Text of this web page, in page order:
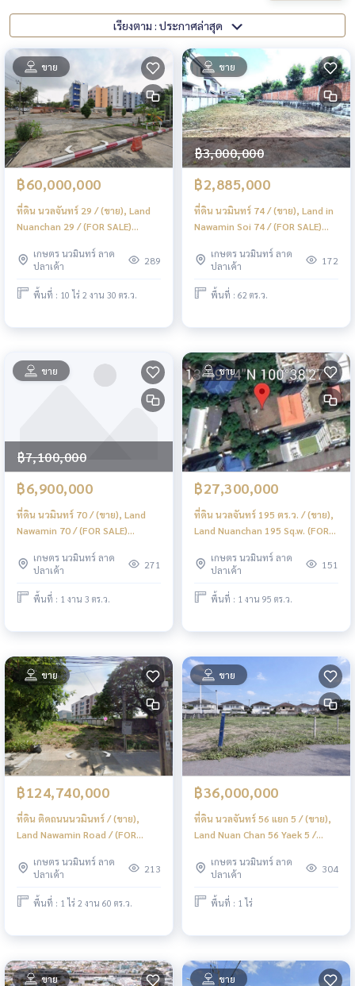
เรียงตาม : ประกาศล่าสุด
ขาย
฿60,000,000
ที่ดิน นวลจันทร์ 29 / (ขาย), Land
Nuanchan 29 / (FOR SALE)
เกษตร นวมินทร์ ลาด
ปลาเค้า
289
พื้นที่ : 10 ไร่ 2 งาน 30 ตร.ว.
ขาย
฿3,000,000
฿2,885,000
ที่ดิน นวมินทร์ 74 / (ขาย), Land in
Nawamin Soi 74 / (FOR SALE)
เกษตร นวมินทร์ ลาด
ปลาเค้า
172
พื้นที่ : 62 ตร.ว.
ขาย
฿7,100,000
฿6,900,000
ที่ดิน นวมินทร์ 70 / (ขาย), Land
Nawamin 70 / (FOR SALE)
เกษตร นวมินทร์ ลาด
ปลาเค้า
271
พื้นที่ : 1 งาน 3 ตร.ว.
ขาย
฿27,300,000
ที่ดิน นวลจันทร์ 195 ตร.ว. / (ขาย),
Land Nuanchan 195 Sq.w. (FOR
เกษตร นวมินทร์ ลาด
ปลาเค้า
151
พื้นที่ : 1 งาน 95 ตร.ว.
ขาย
฿124,740,000
ที่ดิน ติดถนนนวมินทร์ / (ขาย),
Land Nawamin Road / (FOR
เกษตร นวมินทร์ ลาด
ปลาเค้า
213
พื้นที่ : 1 ไร่ 2 งาน 60 ตร.ว.
ขาย
฿36,000,000
ที่ดิน นวลจันทร์ 56 แยก 5 / (ขาย),
Land Nuan Chan 56 Yaek 5 /
เกษตร นวมินทร์ ลาด
ปลาเค้า
304
พื้นที่ : 1 ไร่
ขาย ขาย